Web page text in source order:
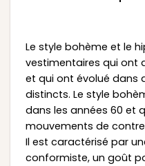
Le style bohème et le
vestimentaires qui ont
et qui ont évolué dans
distincts. Le style
dans les années 60 et
mouvements de
Il est caractérisé par
conformiste, un goût